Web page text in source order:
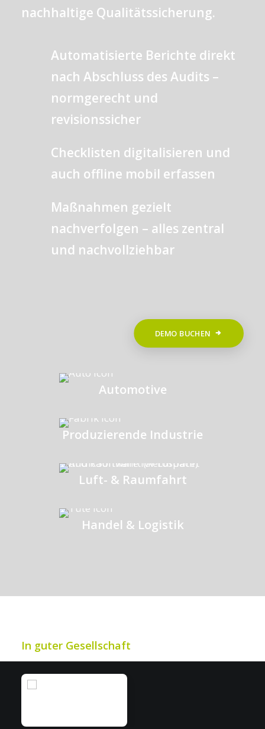
nachhaltige Qualitätssicherung.
Automatisierte Berichte direkt
nach Abschluss des Audits –
normgerecht und
revisionssicher
Checklisten digitalisieren und
auch offline mobil erfassen
Maßnahmen gezielt
nachverfolgen – alles zentral
und nachvollziehbar
DEMO BUCHEN
Automotive
Produzierende Industrie
Luft- & Raumfahrt
Handel & Logistik
In guter Gesellschaft